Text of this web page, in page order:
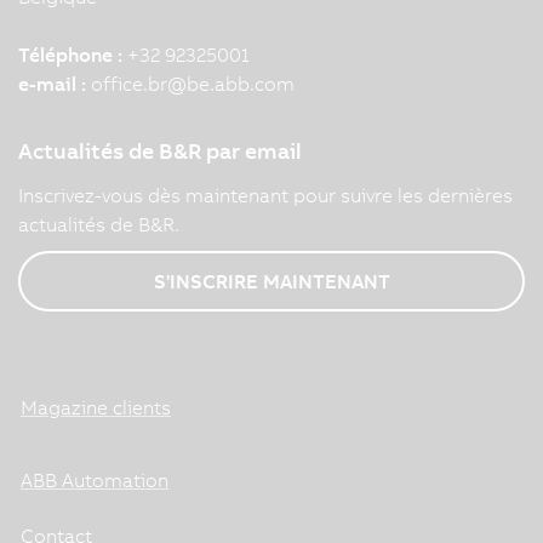
Téléphone : +32 92325001
e-mail : office.br@be.abb.com
Actualités de B&R par email
Inscrivez-vous dès maintenant pour suivre les dernières
actualités de B&R.
S'INSCRIRE MAINTENANT
Magazine clients
ABB Automation
Contact